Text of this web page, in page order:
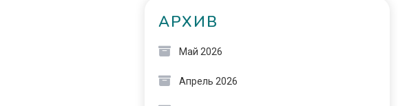
АРХИВ
Май 2026
Апрель 2026